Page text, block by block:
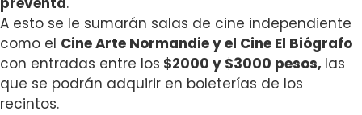
A esto se le sumarán salas de cine independiente
como el Cine Arte Normandie y el Cine El Biógrafo
con entradas entre los $2000 y $3000 pesos, las
que se podrán adquirir en boleterías de los
recintos.